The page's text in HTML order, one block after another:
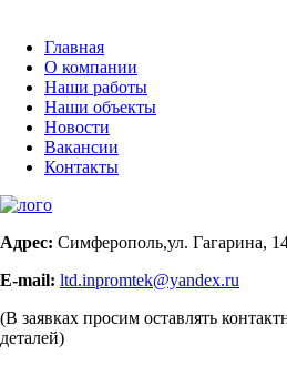
Главная
О компании
Наши работы
Наши объекты
Новости
Вакансии
Контакты
Адрес: Симферополь,ул. Гагарина,
E-mail: ltd.inpromtek@yandex.ru
(В заявках просим оставлять
деталей)